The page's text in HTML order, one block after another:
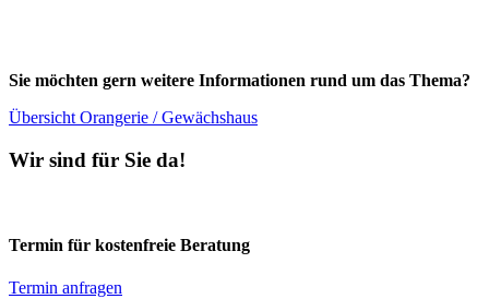
Sie möchten gern weitere Informationen rund um das Thema?
Übersicht Orangerie / Gewächshaus
Wir sind für Sie da!
Termin für kostenfreie Beratung
Termin anfragen